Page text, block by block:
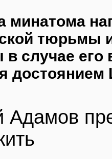
минатома
тюрьмы
в случае
достоянием
Адамов